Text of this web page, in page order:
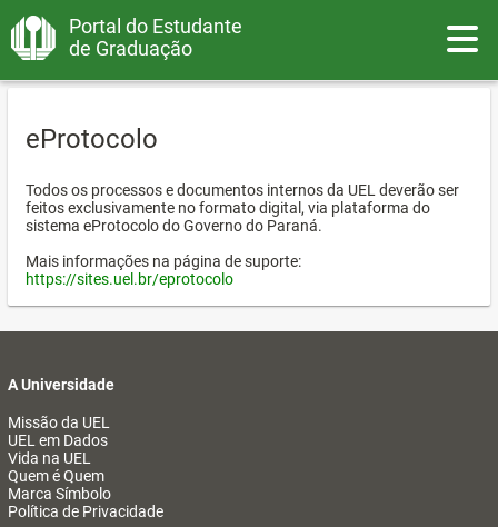
Portal do Estudante
de Graduação
eProtocolo
Todos os processos e documentos internos da UEL deverão ser
feitos exclusivamente no formato digital, via plataforma do
sistema eProtocolo do Governo do Paraná.
Mais informações na página de suporte:
https://sites.uel.br/eprotocolo
A Universidade
Missão da UEL
UEL em Dados
Vida na UEL
Quem é Quem
Marca Símbolo
Política de Privacidade